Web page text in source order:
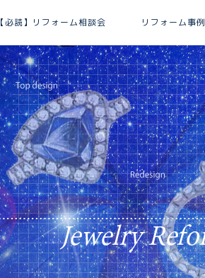
【必読】リフォーム相談会 リフォーム事例